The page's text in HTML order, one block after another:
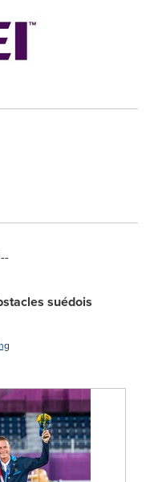
suédois